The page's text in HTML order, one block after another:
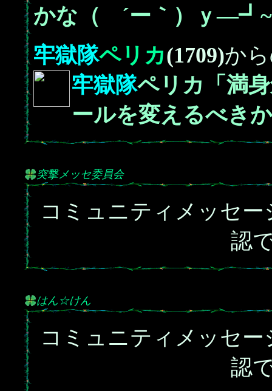
かな（ ´ー｀）ｙ
牢獄隊ペリカ(1709)か
牢獄隊ペリカ「満
ールを変えるべき
突撃メッセ委員会
コミュニティメッセ
認
はん☆けん
コミュニティメッセ
認